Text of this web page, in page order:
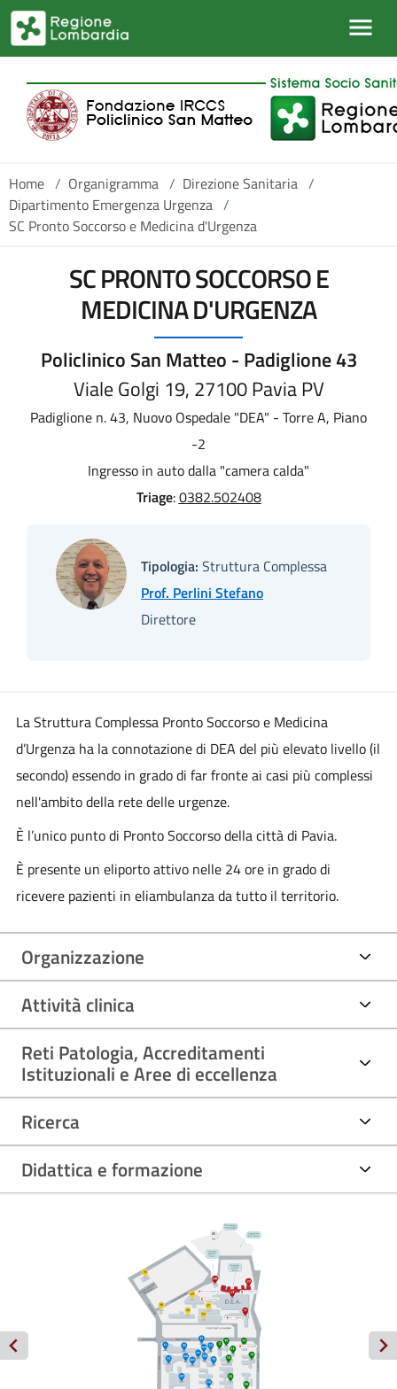
Salta al contenuto principale
Home / Organigramma / Direzione Sanitaria /
Dipartimento Emergenza Urgenza /
SC Pronto Soccorso e Medicina d'Urgenza
SC PRONTO SOCCORSO E
MEDICINA D'URGENZA
Policlinico San Matteo - Padiglione 43
Viale Golgi 19, 27100 Pavia PV
Padiglione n. 43, Nuovo Ospedale "DEA" - Torre A, Piano
-2
Ingresso in auto dalla "camera calda"
Triage:0382.502408
Tipologia: Struttura Complessa
Prof. Perlini Stefano
Direttore
La Struttura Complessa Pronto Soccorso e Medicina
d’Urgenza ha la connotazione di DEA del più elevato livello (il
secondo) essendo in grado di far fronte ai casi più complessi
nell'ambito della rete delle urgenze.
È l’unico punto di Pronto Soccorso della città di Pavia.
È presente un eliporto attivo nelle 24 ore in grado di
ricevere pazienti in eliambulanza da tutto il territorio.
Organizzazione
Attività clinica
Reti Patologia, Accreditamenti
Istituzionali e Aree di eccellenza
Ricerca
Didattica e formazione